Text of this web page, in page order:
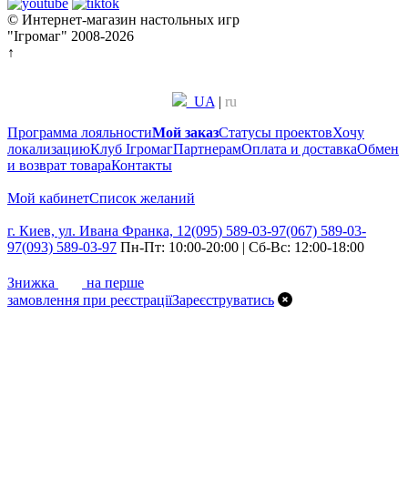
© Интернет-магазин настольных игр
"Ігромаг" 2008-2026
↑
UA | ru
Программа лояльностиМой заказСтатусы проектовХочу
локализациюКлуб ІгромагПартнерамОплата и доставкаОбмен
и возврат товараКонтакты
Мой кабинетСписок желаний
г. Киев, ул. Ивана Франка, 12(095) 589-03-97(067) 589-03-
97(093) 589-03-97 Пн-Пт: 10:00-20:00 | Сб-Вс: 12:00-18:00
Знижка
на перше
замовлення при реєстраціїЗареєструватись